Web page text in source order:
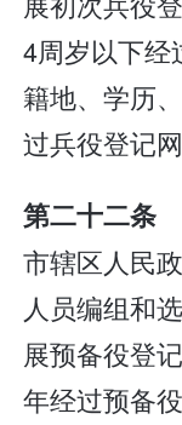
4周岁以下经
籍地、学历
过兵役登记
第二十二条
市辖区人民
人员编组和
展预备役登
年经过预备